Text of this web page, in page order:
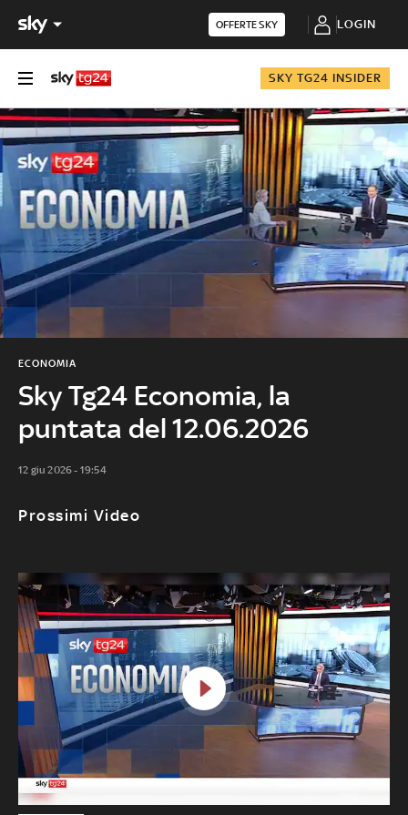
OFFERTE SKY LOGIN
SKY TG24 INSIDER
Sky Tg24 Economia, la
puntata del 12.06.2026
ECONOMIA
12 giu 2026 - 19:54
Prossimi Video